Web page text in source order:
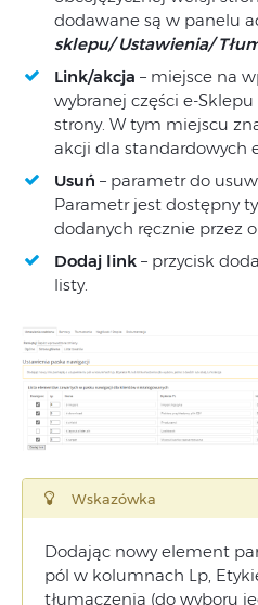
dodawane są w panelu
sklepu/ Ustawienia/
Link/akcja – miejsce na
wybranej części e-
strony. W tym miejscu
akcji dla standardowych
Usuń – parametr do
Parametr jest dostępny
dodanych ręcznie przez
Dodaj link – przycisk
listy.
Wskazówka
Dodając nowy element
pól w kolumnach Lp,
tłumaczenia (do wyboru